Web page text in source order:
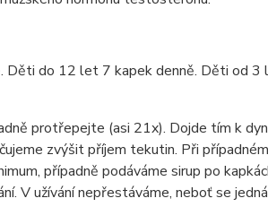
do 12 let 7 kapek denně. Děti od 3
protřepejte (asi 21x). Dojde tím k
zvýšit příjem tekutin. Při
případně podáváme sirup po
V užívání nepřestáváme, neboť se